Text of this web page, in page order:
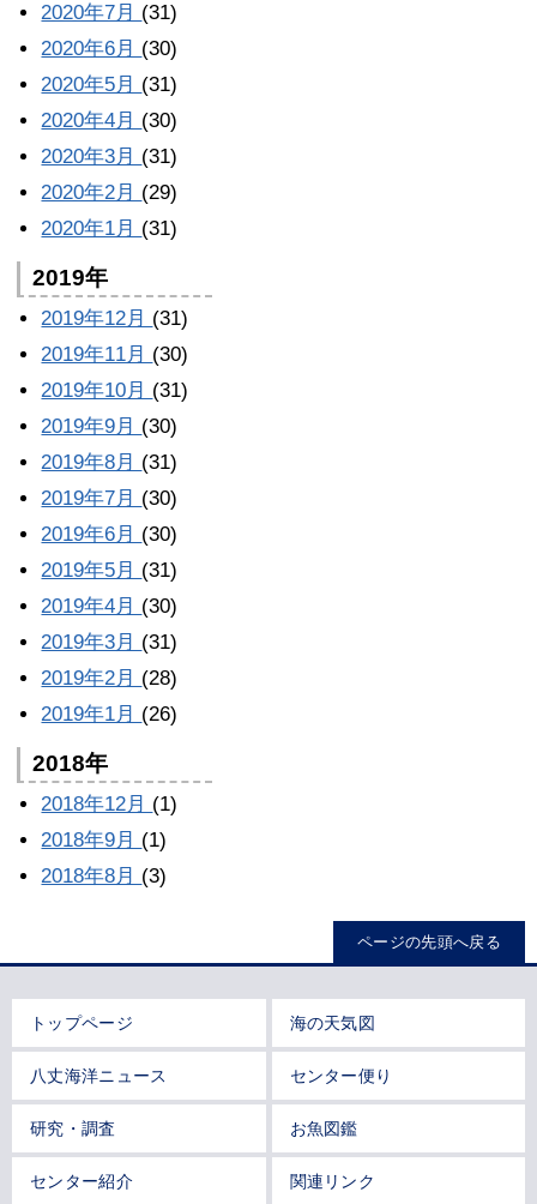
2020年7月 (31)
2020年6月 (30)
2020年5月 (31)
2020年4月 (30)
2020年3月 (31)
2020年2月 (29)
2020年1月 (31)
2019年
2019年12月 (31)
2019年11月 (30)
2019年10月 (31)
2019年9月 (30)
2019年8月 (31)
2019年7月 (30)
2019年6月 (30)
2019年5月 (31)
2019年4月 (30)
2019年3月 (31)
2019年2月 (28)
2019年1月 (26)
2018年
2018年12月 (1)
2018年9月 (1)
2018年8月 (3)
ページの先頭へ戻る
トップページ 海の天気図
八丈海洋ニュース センター便り
研究・調査 お魚図鑑
センター紹介 関連リンク